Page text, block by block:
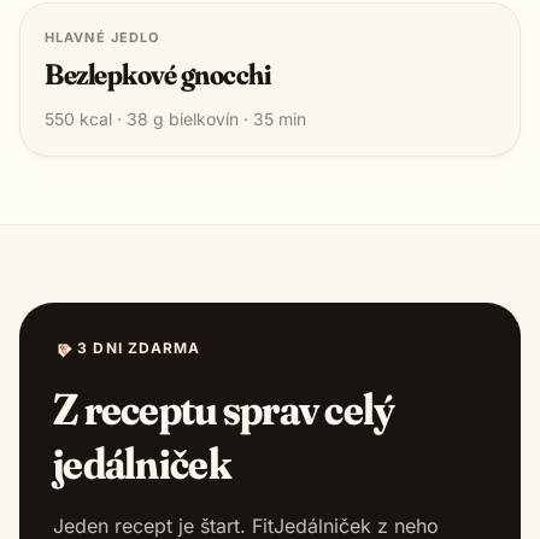
HLAVNÉ JEDLO
Bezlepkové gnocchi
550 kcal · 38 g bielkovín · 35 min
3 DNI ZDARMA
Z receptu sprav celý
jedálniček
Jeden recept je štart. FitJedálniček z neho